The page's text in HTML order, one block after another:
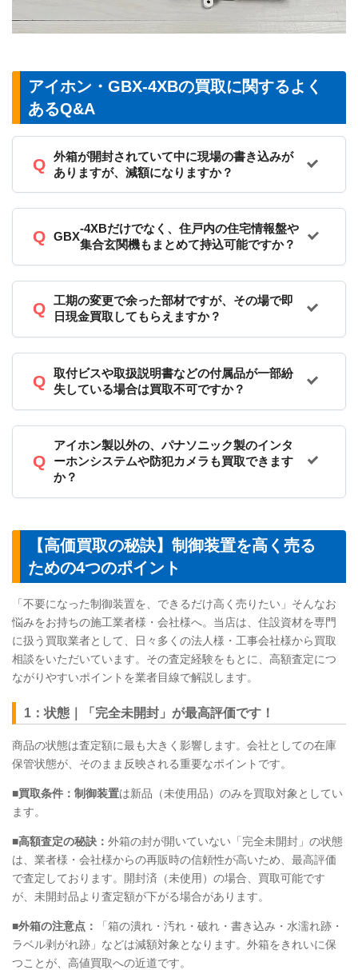
アイホン・GBX-4XBの買取に関するよく
あるQ&A
外箱が開封されていて中に現場の書き込みが
ありますが、減額になりますか？
GBX
-4XBだけでなく、住戸内の住宅情報盤や
集合玄関機もまとめて持込可能ですか？
工期の変更で余った部材ですが、その場で即
日現金買取してもらえますか？
取付ビスや取扱説明書などの付属品が一部紛
失している場合は買取不可ですか？
アイホン製以外の、パナソニック製のインタ
ーホンシステムや防犯カメラも買取できます
か？
【高価買取の秘訣】制御装置を高く売る
ための4つのポイント
「不要になった制御装置を、できるだけ高く売りたい」そんなお
悩みをお持ちの施工業者様・会社様へ。当店は、住設資材を専門
に扱う買取業者として、日々多くの法人様・工事会社様から買取
相談をいただいています。その査定経験をもとに、高額査定につ
ながりやすいポイントを業者目線で解説します。
1：状態｜「完全未開封」が最高評価です！
商品の状態は査定額に最も大きく影響します。会社としての在庫
保管状態が、そのまま反映される重要なポイントです。
■買取条件：制御装置は新品（未使用品）のみを買取対象としてい
ます。
■高額査定の秘訣： 外箱の封が開いていない「完全未開封」の状態
は、業者様・会社様からの再販時の信頼性が高いため、最高評価
で査定しております。開封済（未使用）の場合、買取可能です
が、未開封品より査定額が下がる場合があります。
■外箱の注意点：
「箱の潰れ・汚れ・破れ・書き込み・水濡れ跡・
ラベル剥がれ跡」などは減額対象となります。外箱をきれいに保
つことが、高値買取への近道です。